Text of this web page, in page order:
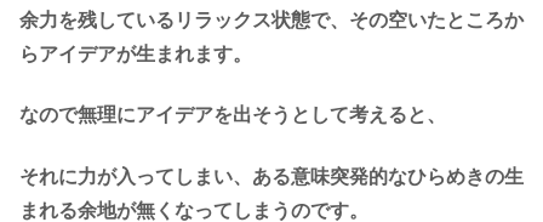
余力を残しているリラックス状態で、その空いたところか
らアイデアが生まれます。
なので無理にアイデアを出そうとして考えると、
それに力が入ってしまい、ある意味突発的なひらめきの生
まれる余地が無くなってしまうのです。